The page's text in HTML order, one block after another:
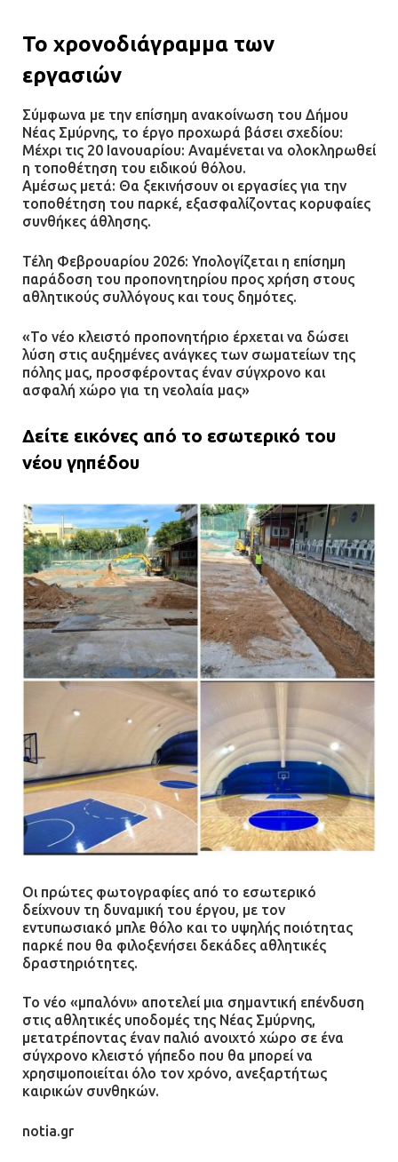
Το χρονοδιάγραμμα των
εργασιών
Σύμφωνα με την επίσημη ανακοίνωση του Δήμου
Νέας Σμύρνης, το έργο προχωρά βάσει σχεδίου:
Μέχρι τις 20 Ιανουαρίου: Αναμένεται να ολοκληρωθεί
η τοποθέτηση του ειδικού θόλου.
Αμέσως μετά: Θα ξεκινήσουν οι εργασίες για την
τοποθέτηση του παρκέ, εξασφαλίζοντας κορυφαίες
συνθήκες άθλησης.
Τέλη Φεβρουαρίου 2026: Υπολογίζεται η επίσημη
παράδοση του προπονητηρίου προς χρήση στους
αθλητικούς συλλόγους και τους δημότες.
«Το νέο κλειστό προπονητήριο έρχεται να δώσει
λύση στις αυξημένες ανάγκες των σωματείων της
πόλης μας, προσφέροντας έναν σύγχρονο και
ασφαλή χώρο για τη νεολαία μας»
Δείτε εικόνες από το εσωτερικό του
νέου γηπέδου
Οι πρώτες φωτογραφίες από το εσωτερικό
δείχνουν τη δυναμική του έργου, με τον
εντυπωσιακό μπλε θόλο και το υψηλής ποιότητας
παρκέ που θα φιλοξενήσει δεκάδες αθλητικές
δραστηριότητες.
Το νέο «μπαλόνι» αποτελεί μια σημαντική επένδυση
στις αθλητικές υποδομές της Νέας Σμύρνης,
μετατρέποντας έναν παλιό ανοιχτό χώρο σε ένα
σύγχρονο κλειστό γήπεδο που θα μπορεί να
χρησιμοποιείται όλο τον χρόνο, ανεξαρτήτως
καιρικών συνθηκών.
notia.gr